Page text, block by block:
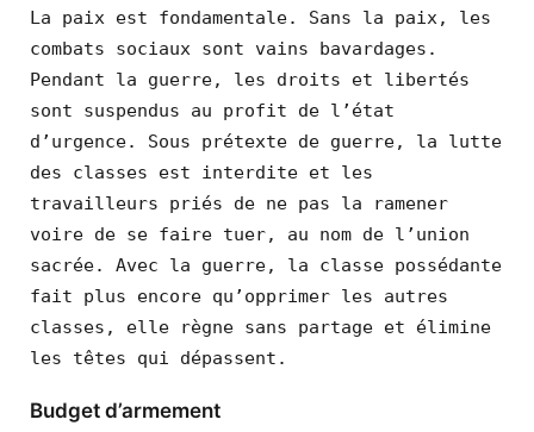
La paix est fondamentale. Sans la paix, les
combats sociaux sont vains bavardages.
Pendant la guerre, les droits et libertés
sont suspendus au profit de l’état
d’urgence. Sous prétexte de guerre, la lutte
des classes est interdite et les
travailleurs priés de ne pas la ramener
voire de se faire tuer, au nom de l’union
sacrée. Avec la guerre, la classe possédante
fait plus encore qu’opprimer les autres
classes, elle règne sans partage et élimine
les têtes qui dépassent.
Budget d’armement